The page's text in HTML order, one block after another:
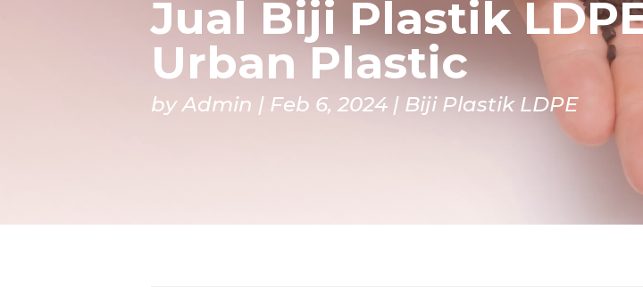
Jual Biji Plastik
Urban Plastic
byAdmin Feb 6, 2024 Biji Plastik LDPE